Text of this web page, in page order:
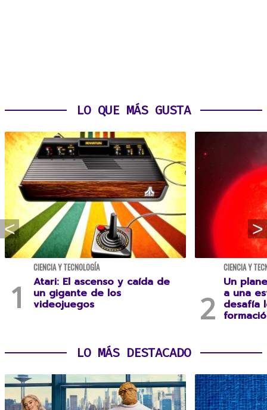
LO QUE MÁS GUSTA
CIENCIA Y TECNOLOGÍA
Atari: El ascenso y caída de
un gigante de los
videojuegos
CIENCIA Y
Un
a una
desafía
LO MÁS DESTACADO